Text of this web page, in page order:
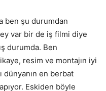
ben şu durumdan
var bir de iş filmi diye
durumda. Ben
resim ve montajın iyi
dünyanın en berbat
Eskiden böyle